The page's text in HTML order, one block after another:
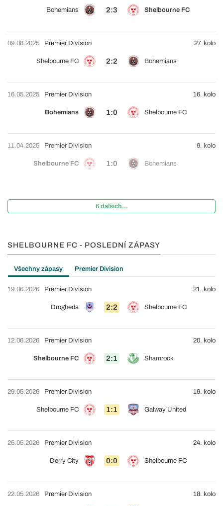
Bohemians 2:3 Shelbourne FC
09.08.2025
Shelbourne FC 2:2 Bohemians
Premier Division 27. kolo
16.05.2025
Bohemians 1:0 Shelbourne FC
Premier Division 16. kolo
11.04.2025
Shelbourne FC 1:0 Bohemians
Premier Division 9. kolo
6 dalších...
SHELBOURNE FC - POSLEDNÍ ZÁPASY
Všechny zápasy Premier Division
19.06.2026
Drogheda 2:2 Shelbourne FC
Premier Division 21. kolo
12.06.2026
Shelbourne FC 2:1 Shamrock
Premier Division 20. kolo
29.05.2026
Shelbourne FC 1:1 Galway United
Premier Division 19. kolo
25.05.2026
Derry City 0:0 Shelbourne FC
Premier Division 24. kolo
22.05.2026 Premier Division 18. kolo